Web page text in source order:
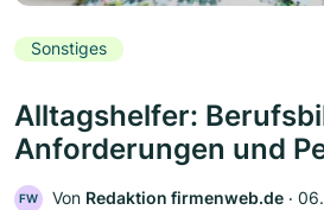
Sonstiges
Alltagshelfer:
Anforderungen und
FW Von Redaktion firmenweb.de ‧